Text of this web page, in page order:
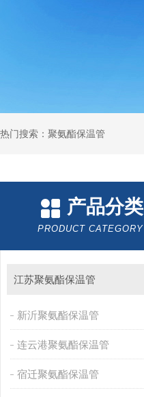
热门搜索：聚氨酯保温管
产品分类
PRODUCT CATEGORY
江苏聚氨酯保温管
新沂聚氨酯保温管
连云港聚氨酯保温管
宿迁聚氨酯保温管